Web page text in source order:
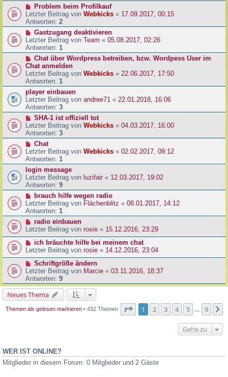
Problem beim Profilkauf
Letzter Beitrag von Webkicks « 17.09.2017, 00:15
Antworten: 2
Gastzugang deaktivieren
Letzter Beitrag von Team « 05.08.2017, 02:26
Antworten: 1
Chat über Wordpress betreiben, bzw. Wordpess User im
Chat anmelden
Letzter Beitrag von Webkicks « 22.06.2017, 17:50
Antworten: 1
player einbauen
Letzter Beitrag von andree71 « 22.01.2018, 16:06
Antworten: 3
SHA-1 ist offiziell tot
Letzter Beitrag von Webkicks « 04.03.2017, 16:00
Antworten: 3
Chat
Letzter Beitrag von Webkicks « 02.02.2017, 09:12
Antworten: 1
login message
Letzter Beitrag von luzifair « 12.03.2017, 19:02
Antworten: 9
brauch hilfe wegen radio
Letzter Beitrag von Flächenblitz « 08.01.2017, 14:12
Antworten: 1
radio einbauen
Letzter Beitrag von rosie « 15.12.2016, 23:29
ich bräuchte hilfe bei meinem chat
Letzter Beitrag von rosie « 14.12.2016, 23:04
Schriftgröße ändern
Letzter Beitrag von Marcie « 03.11.2016, 18:37
Antworten: 9
Neues Thema
Themen als gelesen markieren• 432 Themen Seite von
1 2 3 4 5 9
Gehe zu
WER IST ONLINE?
Mitglieder in diesem Forum: 0 Mitglieder und 2 Gäste